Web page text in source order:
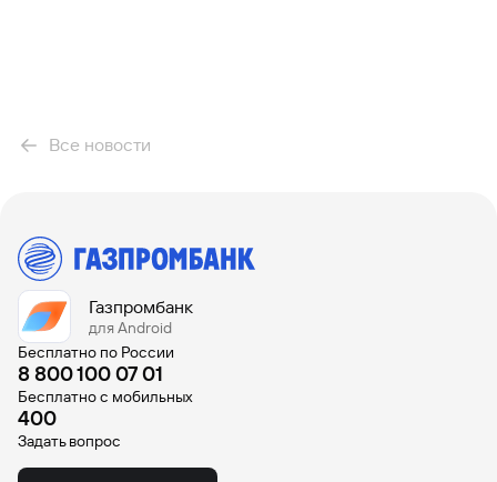
Все новости
Газпромбанк
для Android
Бесплатно по России
8 800 100 07 01
Бесплатно с мобильных
400
Задать вопрос